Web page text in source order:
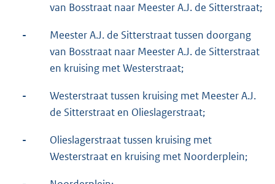
van Bosstraat naar Meester A.J. de Sitterstraat;
-
Meester A.J. de Sitterstraat tussen doorgang
van Bosstraat naar Meester A.J. de Sitterstraat
en kruising met Westerstraat;
-
Westerstraat tussen kruising met Meester A.J.
de Sitterstraat en Olieslagerstraat;
-
Olieslagerstraat tussen kruising met
Westerstraat en kruising met Noorderplein;